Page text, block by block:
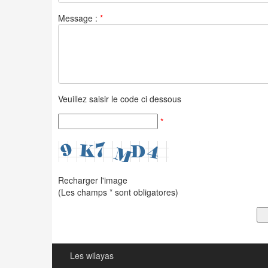
Message : *
Veuillez saisir le code ci dessous
*
Recharger l'image
(Les champs * sont obligatores)
Les wilayas